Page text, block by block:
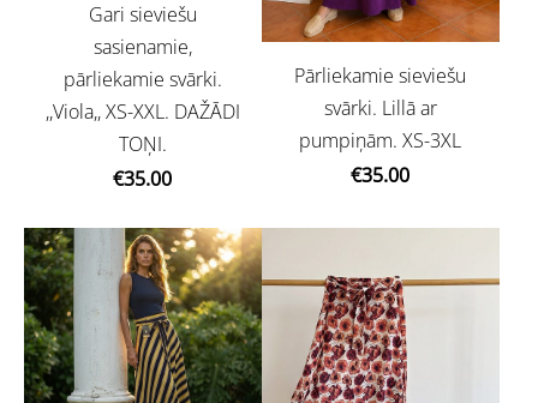
Gari sieviešu
sasienamie,
pārliekamie svārki.
,,Viola,, XS-XXL. DAŽĀDI
TOŅI.
€35.00
Pārliekamie sieviešu
svārki. Lillā ar
pumpiņām. XS-3XL
€35.00